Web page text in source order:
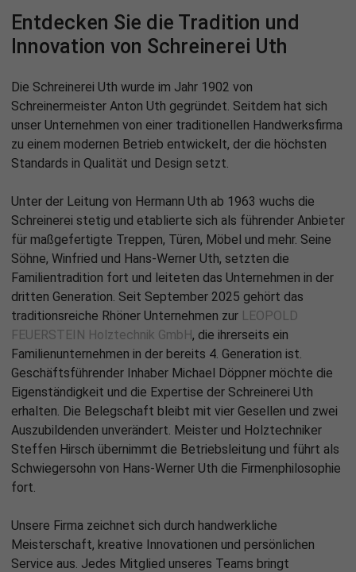
Entdecken Sie die Tradition und
Innovation von Schreinerei Uth
Die Schreinerei Uth wurde im Jahr 1902 von
Schreinermeister Anton Uth gegründet. Seitdem hat sich
unser Unternehmen von einer traditionellen Handwerksfirma
zu einem modernen Betrieb entwickelt, der die höchsten
Standards in Qualität und Design setzt.
Unter der Leitung von Hermann Uth ab 1963 wuchs die
Schreinerei stetig und etablierte sich als führender Anbieter
für maßgefertigte Treppen, Türen, Möbel und mehr. Seine
Söhne, Winfried und Hans-Werner Uth, setzten die
Familientradition fort und leiteten das Unternehmen in der
dritten Generation. Seit September 2025 gehört das
traditionsreiche Rhöner Unternehmen zur LEOPOLD
FEUERSTEIN Holztechnik GmbH, die ihrerseits ein
Familienunternehmen in der bereits 4. Generation ist.
Geschäftsführender Inhaber Michael Döppner möchte die
Eigenständigkeit und die Expertise der Schreinerei Uth
erhalten. Die Belegschaft bleibt mit vier Gesellen und zwei
Auszubildenden unverändert. Meister und Holztechniker
Steffen Hirsch übernimmt die Betriebsleitung und führt als
Schwiegersohn von Hans-Werner Uth die Firmenphilosophie
fort.
Unsere Firma zeichnet sich durch handwerkliche
Meisterschaft, kreative Innovationen und persönlichen
Service aus. Jedes Mitglied unseres Teams bringt